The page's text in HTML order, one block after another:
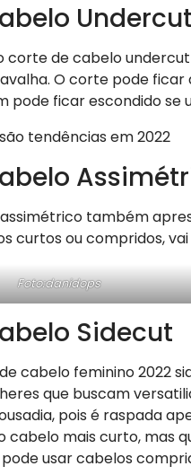
Undercut
de cabelo
O corte pode
pode ficar escondido se
também
curtos ou compridos,
Foto:danidops
Sidecut
cabelo feminino 2022
que buscam
pois é raspada
cabelo mais curto, mas
usar cabelos